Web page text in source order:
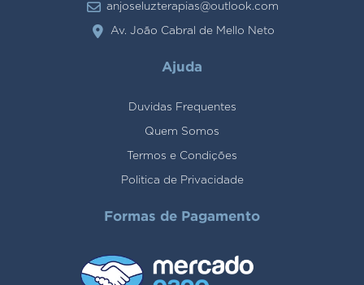
anjoseluzterapias@outlook.com
Av. João Cabral de Mello Neto
Ajuda
Duvidas Frequentes
Quem Somos
Termos e Condições
Politica de Privacidade
Formas de Pagamento